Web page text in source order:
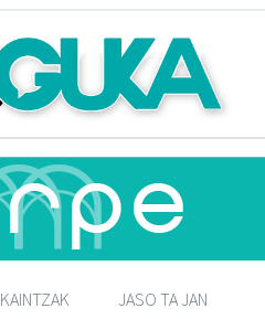
JASO TA JAN